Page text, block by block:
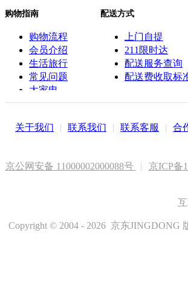
购物指南
购物流程
会员介绍
生活旅行
常见问题
大家电
联系客服
配送方式
上门自提
211限时达
配送服务查询
配送费收取标
关于我们 | 联系我们 | 联系客服 | 合
京公网安备 11000002000088号 | 京ICP备
Copyright © 2004 - 2026 京东JINGDONG